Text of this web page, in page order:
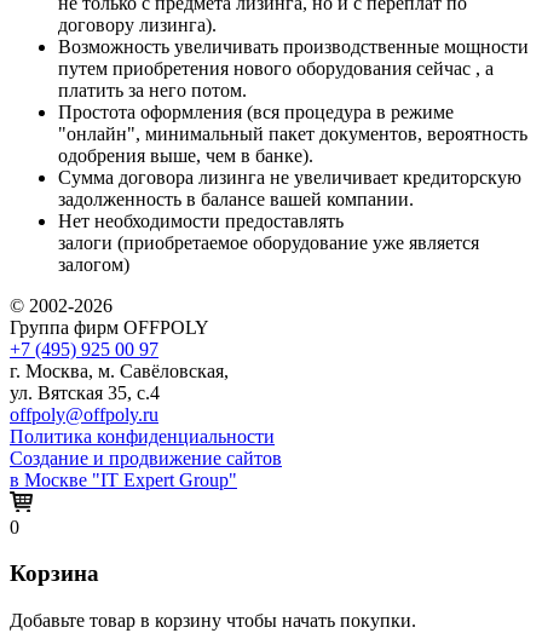
договору лизинга).
Возможность увеличивать производственные мощности
путем приобретения нового оборудования сейчас , а
платить за него потом.
Простота оформления (вся процедура в режиме
"онлайн", минимальный пакет документов, вероятность
одобрения выше, чем в банке).
Сумма договора лизинга не увеличивает кредиторскую
задолженность в балансе вашей компании.
Нет необходимости предоставлять
залоги (приобретаемое оборудование уже является
залогом)
© 2002-2026
Группа фирм OFFPOLY
+7 (495) 925 00 97
г. Москва, м. Савёловская,
ул. Вятская 35, с.4
offpoly@offpoly.ru
Политика конфиденциальности
Создание и продвижение сайтов
в Москве "IT Expert Group"
0
Корзина
Добавьте товар в корзину чтобы начать покупки.